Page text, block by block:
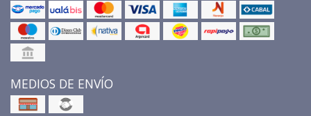
MEDIOS DE ENVÍO